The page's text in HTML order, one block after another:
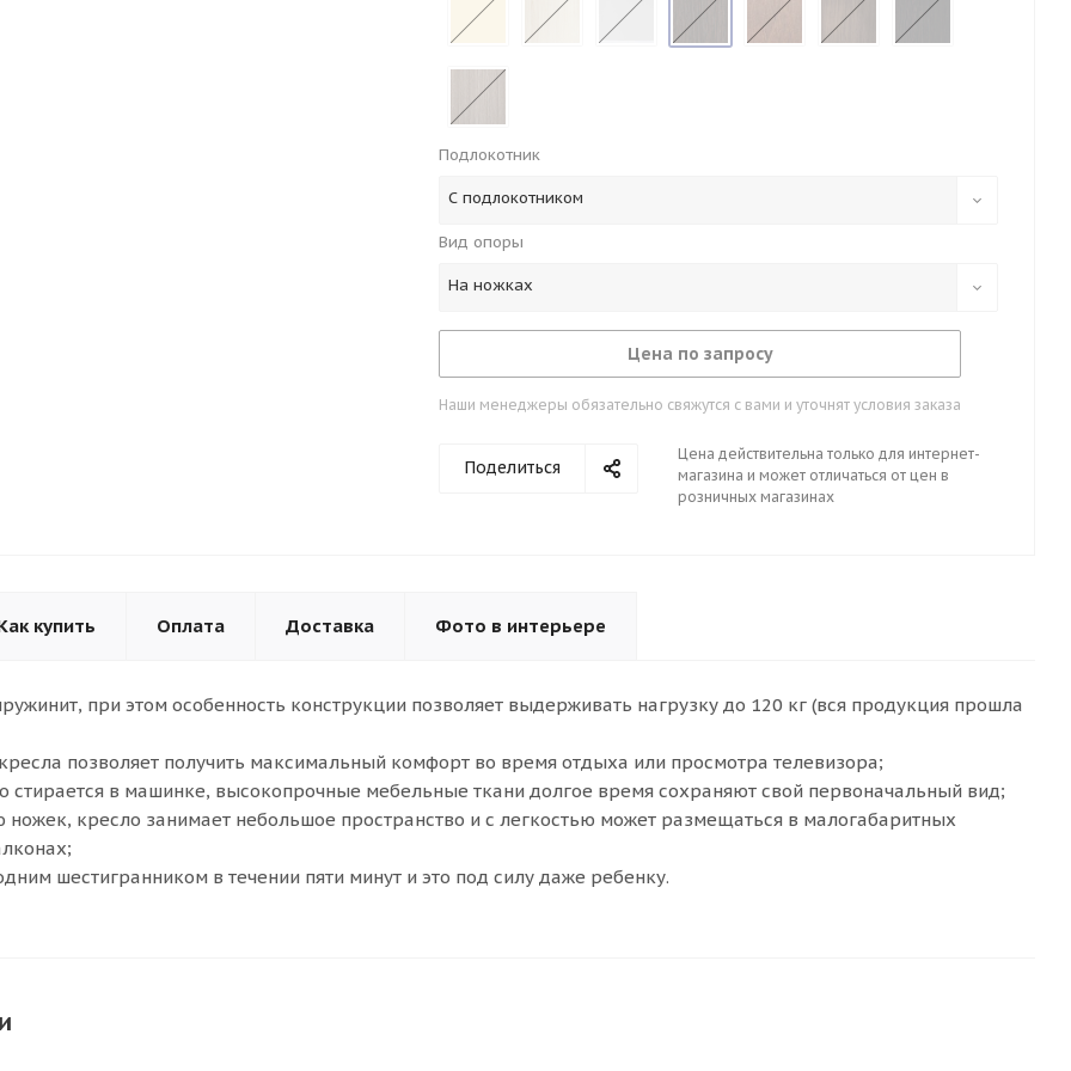
Подлокотник
С подлокотником
Вид опоры
На ножках
Цена по запросу
Наши менеджеры обязательно свяжутся с вами и уточнят условия заказа
Поделиться
Цена действительна только для интернет-
магазина и может отличаться от цен в
розничных магазинах
купить Оплата Доставка Фото в интерьере
при этом особенность конструкции позволяет выдерживать нагрузку до 120 кг (вся продукция прошла
позволяет получить максимальный комфорт во время отдыха или просмотра телевизора;
стирается в машинке, высокопрочные мебельные ткани долгое время сохраняют свой первоначальный вид;
ножек, кресло занимает небольшое пространство и с легкостью может размещаться в малогабаритных
шестигранником в течении пяти минут и это под силу даже ребенку.